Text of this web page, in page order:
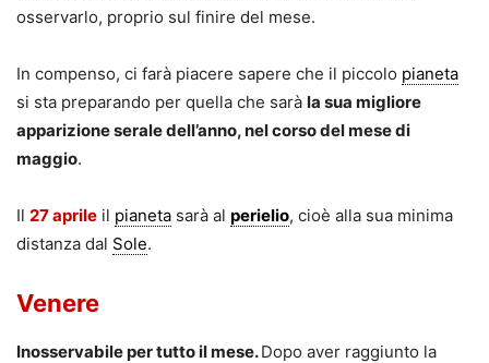
osservarlo, proprio sul finire del mese.
In compenso, ci farà piacere sapere che il piccolo pianeta
si sta preparando per quella che sarà la sua migliore
apparizione serale dell’anno, nel corso del mese di
maggio.
Il 27 aprile il pianeta sarà al perielio, cioè alla sua minima
distanza dal Sole.
Venere
Inosservabile per tutto il mese.Dopo aver raggiunto la